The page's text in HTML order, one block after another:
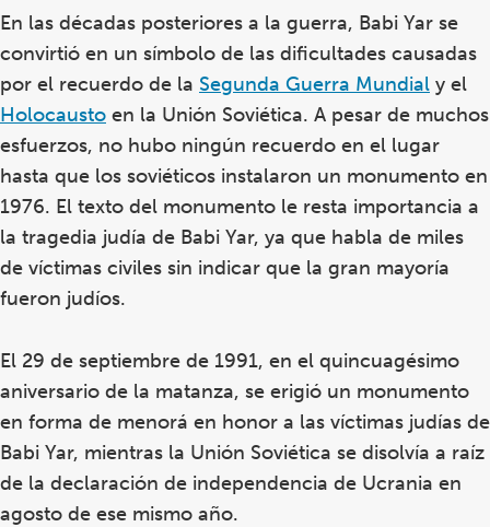
En las décadas posteriores a la guerra, Babi Yar se
convirtió en un símbolo de las dificultades causadas
por el recuerdo de la Segunda Guerra Mundial y el
Holocausto en la Unión Soviética. A pesar de muchos
esfuerzos, no hubo ningún recuerdo en el lugar
hasta que los soviéticos instalaron un monumento en
1976. El texto del monumento le resta importancia a
la tragedia judía de Babi Yar, ya que habla de miles
de víctimas civiles sin indicar que la gran mayoría
fueron judíos.
El 29 de septiembre de 1991, en el quincuagésimo
aniversario de la matanza, se erigió un monumento
en forma de menorá en honor a las víctimas judías de
Babi Yar, mientras la Unión Soviética se disolvía a raíz
de la declaración de independencia de Ucrania en
agosto de ese mismo año.